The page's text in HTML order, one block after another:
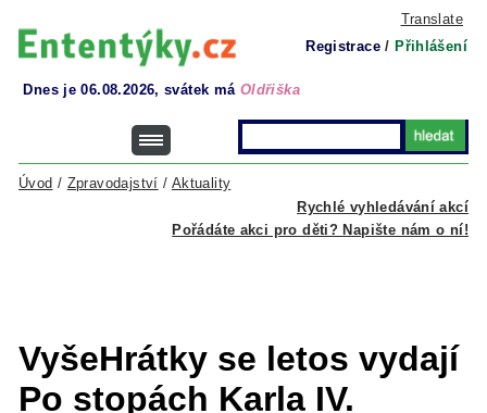
Translate
Registrace / Přihlášení
Dnes je 06.08.2026, svátek má Oldřiška
Rychlé vyhledávání akcí
Úvod / Zpravodajství / Aktuality
Pořádáte akci pro děti? Napište nám o ní!
VyšeHrátky se letos vydají
Po stopách Karla IV.